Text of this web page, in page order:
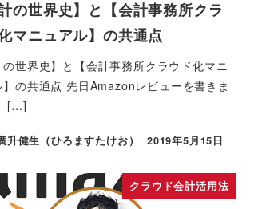
計の世界史】と【会計事務所クラ
マニュアル】の共通点
の世界史】と【会計事務所クラウド化マニ
】の共通点 先日Amazonレビューを書きま
[…]
升健生（ひろますたけお） 2019年5月15日
クラウド会計活用法